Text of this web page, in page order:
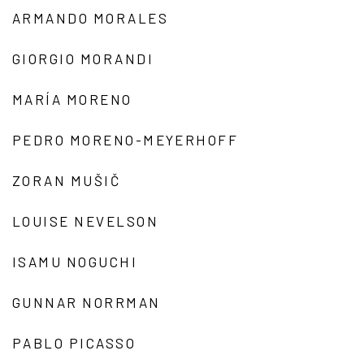
ARMANDO MORALES
GIORGIO MORANDI
MARÍA MORENO
PEDRO MORENO-MEYERHOFF
ZORAN MUŠIČ
LOUISE NEVELSON
ISAMU NOGUCHI
GUNNAR NORRMAN
PABLO PICASSO